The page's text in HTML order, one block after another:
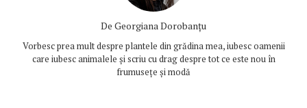
De Georgiana Dorobanțu
Vorbesc prea mult despre plantele din grădina mea, iubesc oamenii
care iubesc animalele și scriu cu drag despre tot ce este nou în
frumusețe și modă